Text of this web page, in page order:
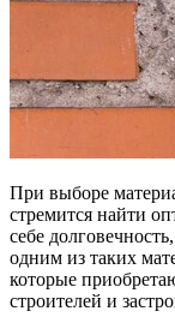
При выборе
стремится найти
себе
одним из таких
которые
строителей и